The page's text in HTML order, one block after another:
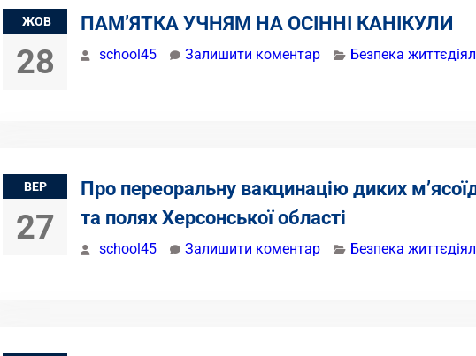
ЖОВ
28
ПАМ’ЯТКА УЧНЯМ НА ОСІННІ КАНІКУЛИ
school45 Залишити коментар Безпека
ВЕР
27
Про переоральну вакцинацію диких
та полях Херсонської області
school45 Залишити коментар Безпека